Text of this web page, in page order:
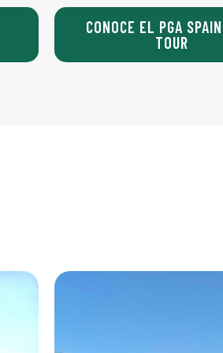
CONOCE EL PGA
TOUR